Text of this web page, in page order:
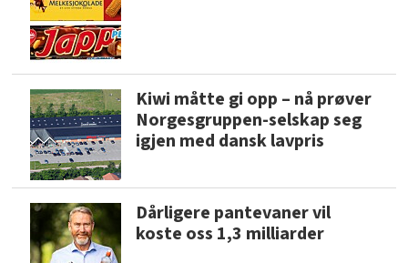
Kiwi måtte gi opp – nå prøver
Norgesgruppen-selskap seg
igjen med dansk lavpris
Dårligere pantevaner vil
koste oss 1,3 milliarder